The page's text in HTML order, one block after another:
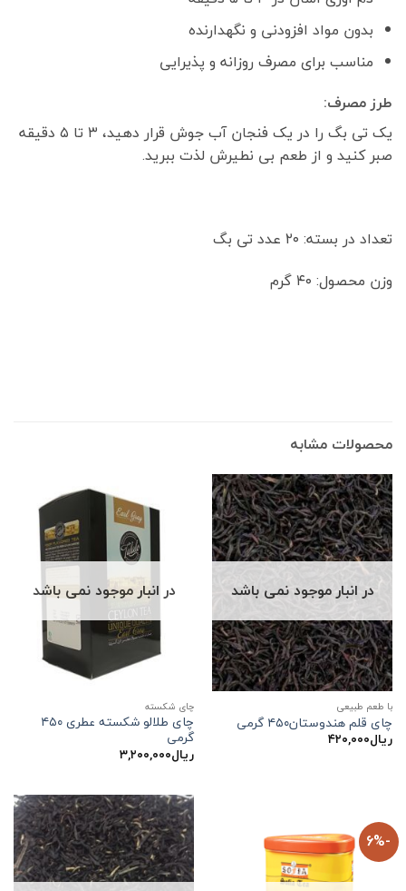
بدون مواد افزودنی و نگهدارنده
مناسب برای مصرف روزانه و پذیرایی
طرز مصرف:
یک تی بگ را در یک فنجان آب جوش قرار دهید، ۳ تا ۵ دقیقه
صبر کنید و از طعم بی نطیرش لذت ببرید.
تعداد در بسته: ۲۰ عدد تی بگ
وزن محصول: ۴۰ گرم
محصولات مشابه
در انبار موجود نمی باشد
با طعم طبیعی
چای قلم هندوستان۴۵۰ گرمی
ریال۴۲۰,۰۰۰
در انبار موجود نمی باشد
چای شکسته
چای طلالو شکسته عطری ۴۵۰
گرمی
ریال۳,۲۰۰,۰۰۰
-6%